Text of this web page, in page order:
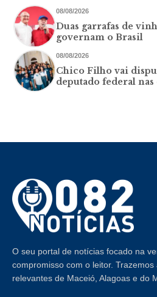
08/08/2026
Duas garrafas de
governam o Brasil
08/08/2026
Chico Filho vai
deputado federal
O seu portal de notícias focado na
compromisso com o leitor.
relevantes de Maceió, Alagoas e do